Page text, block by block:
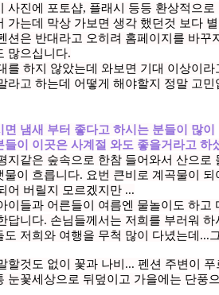
사진에 포토샵, 플래시 등등 환상적으로
가는데 막상 가보면 생각 했던것 보다
션은 반대라고 오히려 홈페이지를 바꾸
많으십니다.
를 하지 않았는데 와보면 기대 이상이라
라고 하는데 어떻게 해야할지 정말 고민
냄새 부터 좋다고 하시는 분들이 많이
들이 이곳은 사계절 와도 좋을거라고 하
지같은 숲속으로 한참 들어와서 산으로
물이 흐릅니다. 요번 큰비로 계곡물이
어 버릴지 모르겠지만 ...
이들과 어른들이 여름엔 물놀이도 하
답니다. 손님들께서는 저희를 부러워
도 저희와 여행을 무척 많이 다녔는데...
할것도 없이 꽃과 나비... 펜션 주변이
눈꽃세상으로 뒤덮이고 가을에는 단풍